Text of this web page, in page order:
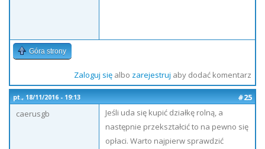
Góra strony
Zaloguj sięalbo zarejestruj aby dodać komentarz
pt., 18/11/2016 - 19:13
#25
caerusgb
Jeśli uda się kupić działkę rolną, a
następnie przekształcić to na pewno się
opłaci. Warto najpierw sprawdzić